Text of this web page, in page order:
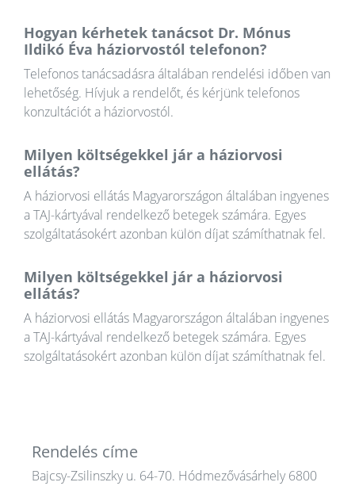
Hogyan kérhetek tanácsot Dr. Mónus
Ildikó Éva háziorvostól telefonon?
Telefonos tanácsadásra általában rendelési időben van
lehetőség. Hívjuk a rendelőt, és kérjünk telefonos
konzultációt a háziorvostól.
Milyen költségekkel jár a háziorvosi
ellátás?
A háziorvosi ellátás Magyarországon általában ingyenes
a TAJ-kártyával rendelkező betegek számára. Egyes
szolgáltatásokért azonban külön díjat számíthatnak fel.
Milyen költségekkel jár a háziorvosi
ellátás?
A háziorvosi ellátás Magyarországon általában ingyenes
a TAJ-kártyával rendelkező betegek számára. Egyes
szolgáltatásokért azonban külön díjat számíthatnak fel.
Rendelés címe
Bajcsy-Zsilinszky u. 64-70. Hódmezővásárhely 6800